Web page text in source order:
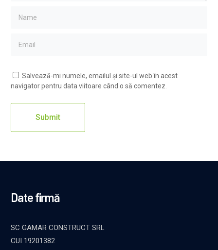
Salvează-mi numele, emailul și site-ul web în acest
navigator pentru data viitoare când o să comentez.
Date firmă
SC GAMAR CONSTRUCT SRL
CUI 19201382